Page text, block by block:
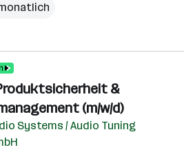
&
(m/w/d)
Systems / Audio Tuning